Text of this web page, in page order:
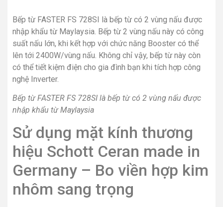
Bếp từ FASTER FS 728SI là bếp từ có 2 vùng nấu được
nhập khẩu từ Maylaysia. Bếp từ 2 vùng nấu này có công
suất nấu lớn, khi kết hợp với chức năng Booster có thể
lên tới 2400W/vùng nấu. Không chỉ vậy, bếp từ này còn
có thể tiết kiệm điện cho gia đình bạn khi tích hợp công
nghệ Inverter.
Bếp từ FASTER FS 728SI là bếp từ có 2 vùng nấu được
nhập khẩu từ Maylaysia
Sử dụng mặt kính thương
hiệu Schott Ceran made in
Germany – Bo viền hợp kim
nhôm sang trọng